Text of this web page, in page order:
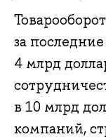
за
4 млрд
в 10 млрд
компаний,